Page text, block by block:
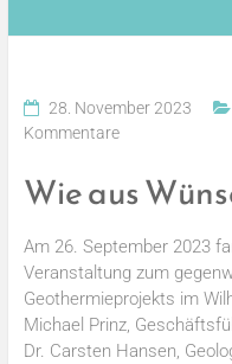
28. November 2023
Kommentare
Wie aus
Am 26. September 2023
Veranstaltung zum
Geothermieprojekts im
Michael Prinz,
Dr. Carsten Hansen,